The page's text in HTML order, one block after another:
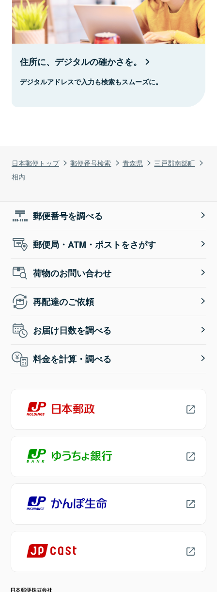
日本郵便トップ 郵便番号検索 青森県
三戸郡南部町
相内
住所に、デジタルの確かさを。
デジタルアドレスで入力も検索もスムーズに。
郵便番号を調べる
郵便局・ATM・ポストをさがす
荷物のお問い合わせ
再配達のご依頼
お届け日数を調べる
料金を計算・調べる